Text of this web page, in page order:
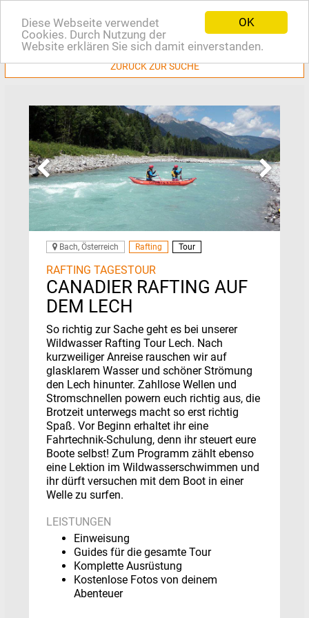
OK
Diese Webseite verwendet
Cookies. Durch Nutzung der
Website erklären Sie sich damit einverstanden.
ZURÜCK ZUR SUCHE
Bach, Österreich Rafting Tour
RAFTING TAGESTOUR
CANADIER RAFTING AUF
DEM LECH
So richtig zur Sache geht es bei unserer
Wildwasser Rafting Tour Lech. Nach
kurzweiliger Anreise rauschen wir auf
glasklarem Wasser und schöner Strömung
den Lech hinunter. Zahllose Wellen und
Stromschnellen powern euch richtig aus, die
Brotzeit unterwegs macht so erst richtig
Spaß. Vor Beginn erhaltet ihr eine
Fahrtechnik-Schulung, denn ihr steuert eure
Boote selbst! Zum Programm zählt ebenso
eine Lektion im Wildwasserschwimmen und
ihr dürft versuchen mit dem Boot in einer
Welle zu surfen.
LEISTUNGEN
Einweisung
Guides für die gesamte Tour
Komplette Ausrüstung
Kostenlose Fotos von deinem
Abenteuer